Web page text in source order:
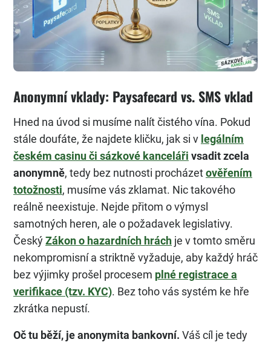
Anonymní vklady: Paysafecard vs. SMS vklad
Hned na úvod si musíme nalít čistého vína. Pokud
stále doufáte, že najdete kličku, jak si v legálním
českém casinu či sázkové kanceláři vsadit zcela
anonymně, tedy bez nutnosti procházetověřením
totožnosti, musíme vás zklamat. Nic takového
reálně neexistuje. Nejde přitom o výmysl
samotných heren, ale o požadavek legislativy.
ČeskýZákon o hazardních hrách je v tomto směru
nekompromisní a striktně vyžaduje, aby každý hráč
bez výjimky prošel procesem plné registrace a
verifikace (tzv. KYC). Bez toho vás systém ke hře
zkrátka nepustí.
Oč tu běží, je anonymita bankovní. Váš cíl je tedy